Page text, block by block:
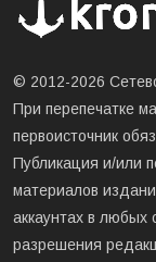
© 2012-2026
При перепечатке
первоисточник
Публикация и/или
материалов
аккаунтах в любых
разрешения